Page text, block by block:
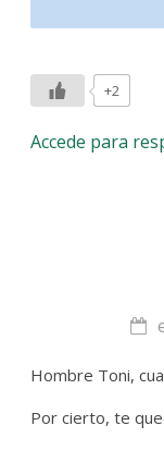
+2
Accede para
Hombre Toni,
Por cierto, te